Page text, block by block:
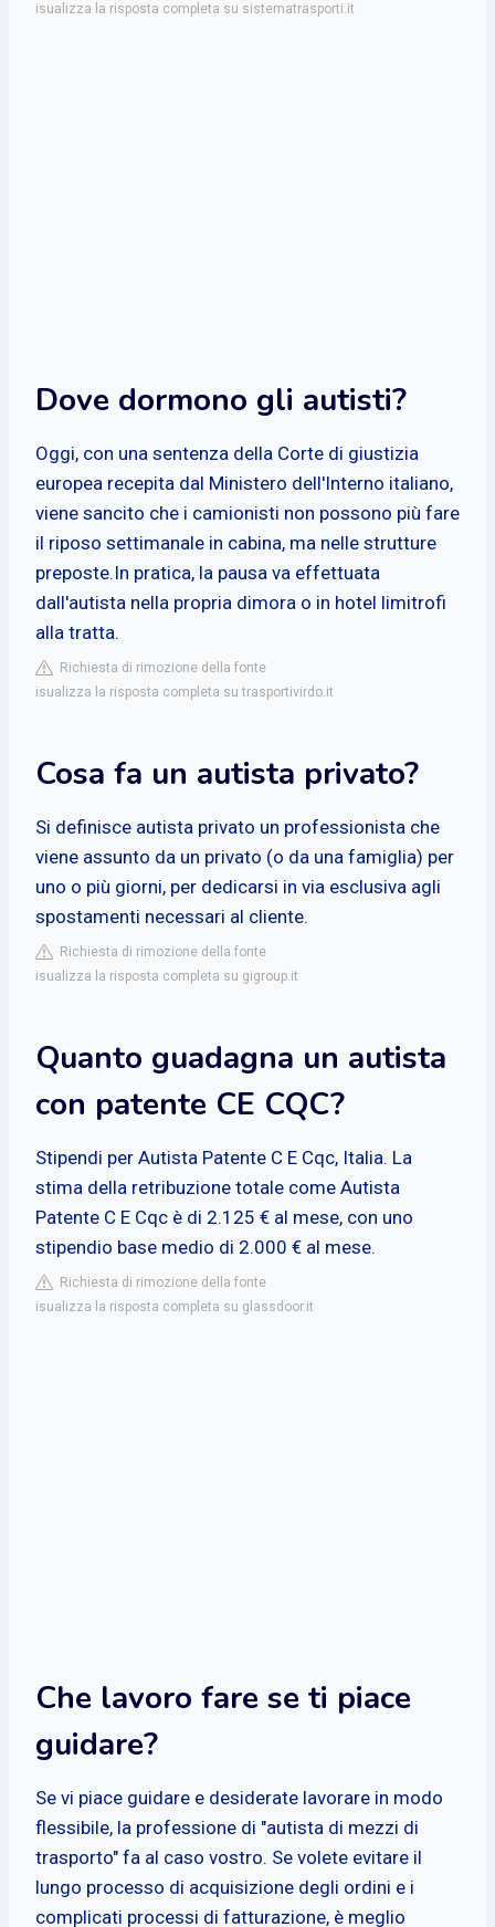
isualizza la risposta completa su sistematrasporti.it
Dove dormono gli autisti?
Oggi, con una sentenza della Corte di giustizia
europea recepita dal Ministero dell'Interno italiano,
viene sancito che i camionisti non possono più fare
il riposo settimanale in cabina, ma nelle strutture
preposte.In pratica, la pausa va effettuata
dall'autista nella propria dimora o in hotel limitrofi
alla tratta.
Richiesta di rimozione della fonte
isualizza la risposta completa su trasportivirdo.it
Cosa fa un autista privato?
Si definisce autista privato un professionista che
viene assunto da un privato (o da una famiglia) per
uno o più giorni, per dedicarsi in via esclusiva agli
spostamenti necessari al cliente.
Richiesta di rimozione della fonte
isualizza la risposta completa su gigroup.it
Quanto guadagna un autista
con patente CE CQC?
Stipendi per Autista Patente C E Cqc, Italia. La
stima della retribuzione totale come Autista
Patente C E Cqc è di 2.125 € al mese, con uno
stipendio base medio di 2.000 € al mese.
Richiesta di rimozione della fonte
isualizza la risposta completa su glassdoor.it
Che lavoro fare se ti piace
guidare?
Se vi piace guidare e desiderate lavorare in modo
flessibile, la professione di "autista di mezzi di
trasporto" fa al caso vostro. Se volete evitare il
lungo processo di acquisizione degli ordini e i
complicati processi di fatturazione, è meglio